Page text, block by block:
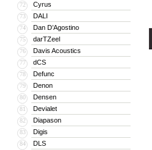
72 Cyrus
73 DALI
74 Dan D’Agostino
75 darTZeel
76 Davis Acoustics
77 dCS
78 Defunc
79 Denon
80 Densen
81 Devialet
82 Diapason
83 Digis
84 DLS